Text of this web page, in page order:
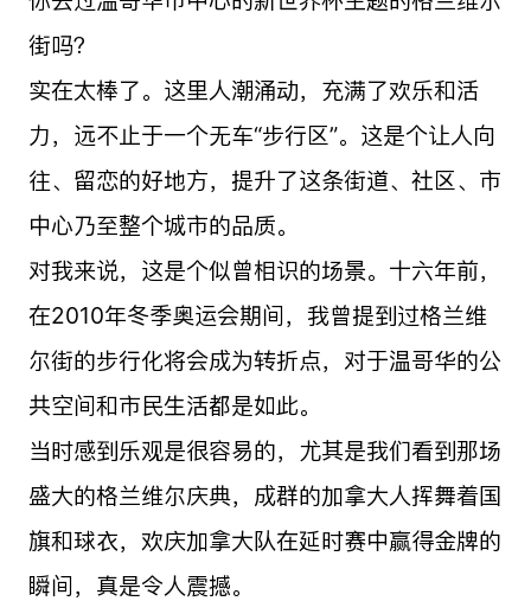
街吗？
实在太棒了。这里人潮涌动，充满了欢乐和活
力，远不止于一个无车“步行区”。这是个让人向
往、留恋的好地方，提升了这条街道、社区、市
中心乃至整个城市的品质。
对我来说，这是个似曾相识的场景。十六年前，
在2010年冬季奥运会期间，我曾提到过格兰维
尔街的步行化将会成为转折点，对于温哥华的公
共空间和市民生活都是如此。
当时感到乐观是很容易的，尤其是我们看到那场
盛大的格兰维尔庆典，成群的加拿大人挥舞着国
旗和球衣，欢庆加拿大队在延时赛中赢得金牌的
瞬间，真是令人震撼。